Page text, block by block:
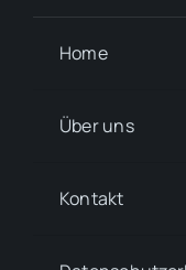
Home
Über uns
Kontakt